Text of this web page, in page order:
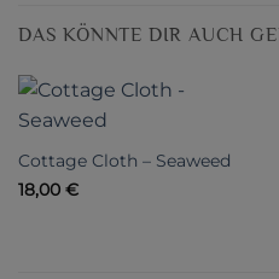
DAS KÖNNTE DIR AUCH
Cottage Cloth – Seaweed
18,00 €